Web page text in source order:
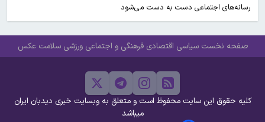
رسانه‌های اجتماعی دست به دست می‌شود
صفحه نخست سیاسی اقتصادی فرهنگی و اجتماعی ورزشی سلامت عکس
کلیه حقوق این سایت محفوظ است و متعلق به وبسایت خبری دیدبان ایران
میباشد